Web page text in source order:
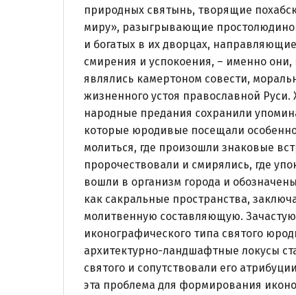
природных святынь, творящие
миру», разыгрывающие
и богатых в их дворцах,
смирения и успокоения, – именно
являлись камертоном совести,
жизненного устоя православной
народные предания сохранили
которые юродивые посещали
молиться, где произошли знаковые
пророчествовали и смирялись, где
вошли в организм города и
как сакральные пространства,
молитвенную составляющую.
иконографического типа святого
архитектурно-ландшафтные локусы
святого и сопутствовали его
эта проблема для формирования